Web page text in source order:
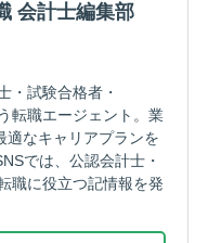
会計士編集部
・試験合格者・
転職エージェント。業
適なキャリアプランを
では、公認会計士・
職に役立つ記情報を発